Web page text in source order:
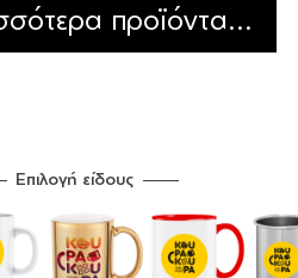
προϊόντα...
Επιλογή είδους